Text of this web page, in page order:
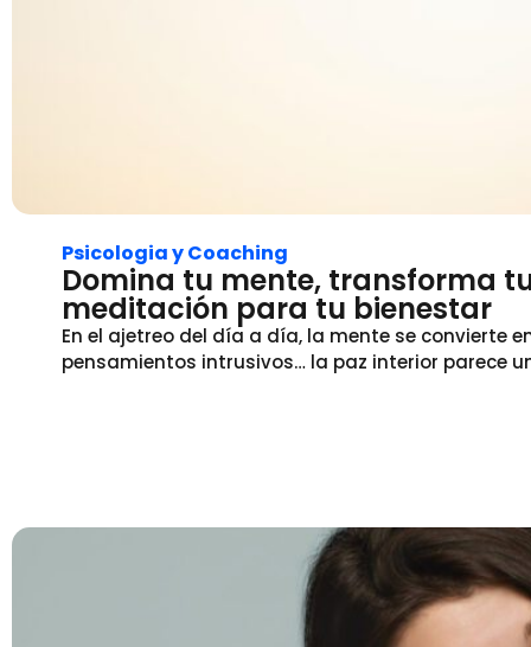
Psicologia y Coaching
Domina tu mente, transforma
meditación para tu bienestar
En el ajetreo del día a día, la mente se convierte
pensamientos intrusivos… la paz interior parece